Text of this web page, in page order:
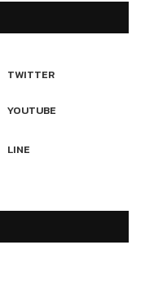
TWITTER
YOUTUBE
LINE